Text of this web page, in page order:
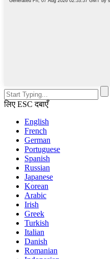
लिए ESC दबाएँ
English
French
German
Portuguese
Spanish
Russian
Japanese
Korean
Arabic
Irish
Greek
Turkish
Italian
Danish
Romanian